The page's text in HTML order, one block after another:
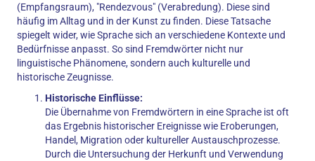
(Empfangsraum), "Rendezvous" (Verabredung). Diese sind
häufig im Alltag und in der Kunst zu finden. Diese Tatsache
spiegelt wider, wie Sprache sich an verschiedene Kontexte und
Bedürfnisse anpasst. So sind Fremdwörter nicht nur
linguistische Phänomene, sondern auch kulturelle und
historische Zeugnisse.
Historische Einflüsse:
Die Übernahme von Fremdwörtern in eine Sprache ist oft
das Ergebnis historischer Ereignisse wie Eroberungen,
Handel, Migration oder kultureller Austauschprozesse.
Durch die Untersuchung der Herkunft und Verwendung